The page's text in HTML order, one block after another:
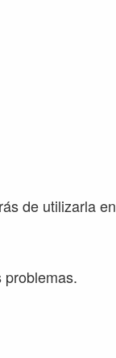
de utilizarla en
problemas.